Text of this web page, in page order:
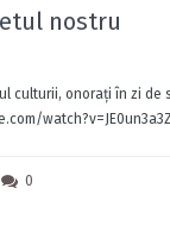
nostru
culturii, onorați în zi de
0